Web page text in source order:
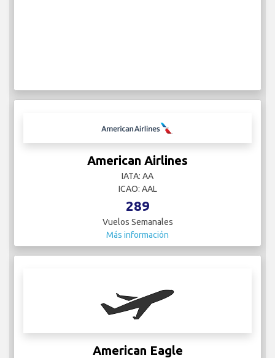
American Airlines
IATA: AA
ICAO: AAL
289
Vuelos Semanales
Más información
American Eagle